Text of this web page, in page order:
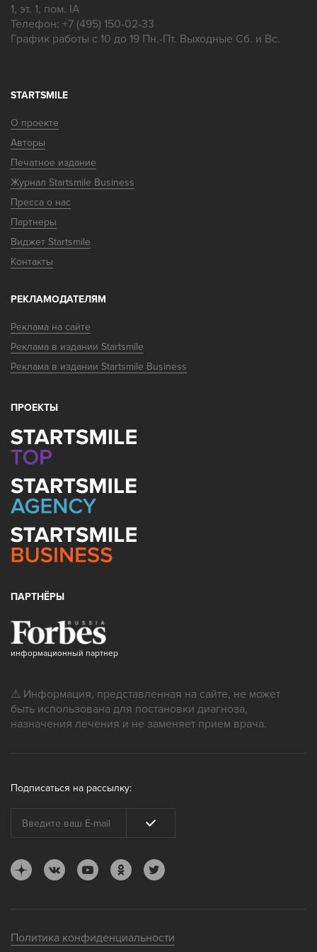
1, эт. 1, пом. IA
Телефон: +7 (495) 150-02-33
График работы с 10 до 19 Пн.-Пт. Выходные Сб. и Вс.
STARTSMILE
О проекте
Авторы
Печатное издание
Журнал Startsmile Business
Пресса о нас
Партнеры
Виджет Startsmile
Контакты
РЕКЛАМОДАТЕЛЯМ
Реклама на сайте
Реклама в издании Startsmile
Реклама в издании Startsmile Business
ПРОЕКТЫ
ПАРТНЁРЫ
информационный партнер
⚠ Информация, представленная на сайте, не может
быть использована для постановки диагноза,
назначения лечения и не заменяет прием врача.
Подписаться на рассылку:
Политика конфиденциальности